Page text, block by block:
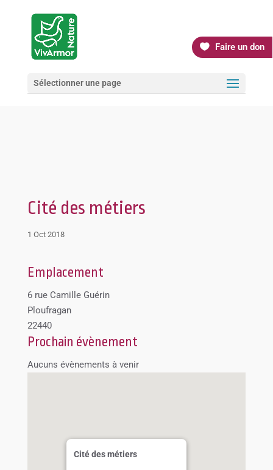
Faire un don
Sélectionner une page
Cité des métiers
1 Oct 2018
Emplacement
6 rue Camille Guérin
Ploufragan
22440
Prochain évènement
Aucuns évènements à venir
Cité des métiers